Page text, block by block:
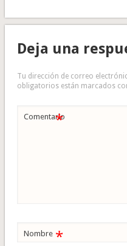
Deja una
Tu dirección de correo
obligatorios están marcados
Comentario
*
Nombre *